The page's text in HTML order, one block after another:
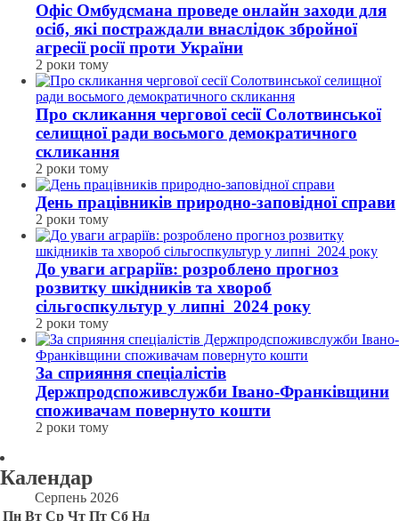
Офіс Омбудсмана проведе онлайн заходи для
осіб, які постраждали внаслідок збройної
агресії росії проти України
2 роки тому
Про скликання чергової сесії Солотвинської
селищної ради восьмого демократичного
скликання
2 роки тому
День працівників природно-заповідної справи
2 роки тому
До уваги аграріїв: розроблено прогноз
розвитку шкідників та хвороб
сільгоспкультур у липні 2024 року
2 роки тому
За сприяння спеціалістів
Держпродспоживслужби Івано-Франківщини
споживачам повернуто кошти
2 роки тому
Календар
Серпень 2026
Пн Вт Ср Чт Пт Сб Нд